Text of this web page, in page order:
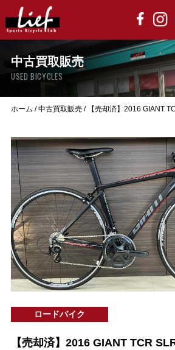
中古買取販売
USED BICYCLES
ホーム /中古買取販売/ 【売却済】2016 GIANT
ロードバイク
【売却済】2016 GIANT TCR